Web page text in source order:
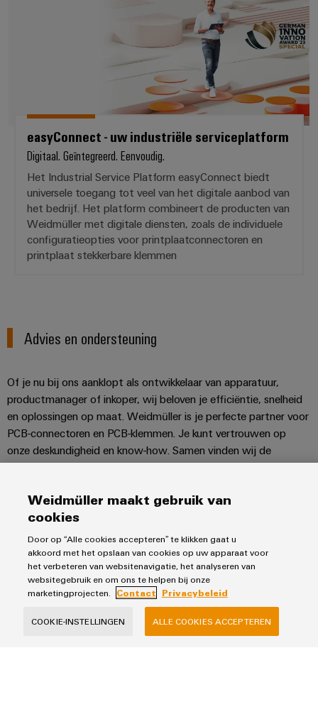
easyConnect - uw industriële serviceplatform
Digitaal. Geïntegreerd. Eenvoudig.
Het Industrial Service Platform easyConnect biedt
universele toegang tot veel van het digitale aanbod van
het bedrijf. Het platform combineert de producten van
Weidmüller met digitale diensten, zoals de individuele
configuratieopties voor printplaatconnectoren en
printplaat stekkerbare klemmen
Advies en ondersteuning
Of je nu bij ons aanklopt als ontwikkelaar van apparatuur,
productmanager of inkoper, wij beloven je efficiëntie, snelheid
en oplossingen op maat. Weidmüller is je perfecte partner voor
PCB-connectoren en PCB-klemmen. Je kunt vertrouwen op
onze deskundigheid en know-how. Samen vinden wij de
producten die aan je eisen voldoen.
Producten
Klemmenstroken
Relais
Voedingen
Oplossingen
Automatisering
Weidmüller maakt gebruik van
cookies
Door op “Alle cookies accepteren” te klikken gaat u
akkoord met het opslaan van cookies op uw apparaat voor
het verbeteren van websitenavigatie, het analyseren van
websitegebruik en om ons te helpen bij onze
marketingprojecten.
Contact Privacybeleid
COOKIE-INSTELLINGEN ALLE COOKIES ACCEPTEREN